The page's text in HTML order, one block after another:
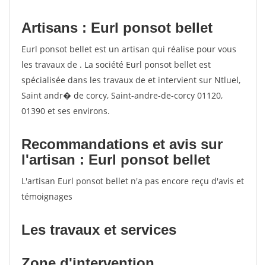
Artisans : Eurl ponsot bellet
Eurl ponsot bellet est un artisan qui réalise pour vous
les travaux de . La société Eurl ponsot bellet est
spécialisée dans les travaux de et intervient sur Ntluel,
Saint andr� de corcy, Saint-andre-de-corcy 01120,
01390 et ses environs.
Recommandations et avis sur
l'artisan : Eurl ponsot bellet
L'artisan Eurl ponsot bellet n'a pas encore reçu d'avis et
témoignages
Les travaux et services